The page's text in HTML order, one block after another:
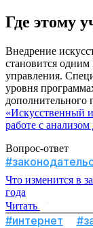
Где этому
Внедрение
становится
управления.
уровня
дополнительного
«Искусственный
работе с
Вопрос-ответ
Что изменится в
года
Читать
#интернет